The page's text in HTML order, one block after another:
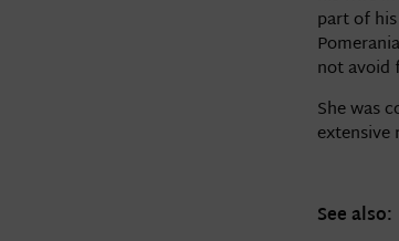
part of
not avoid
She was
extensive
See also: